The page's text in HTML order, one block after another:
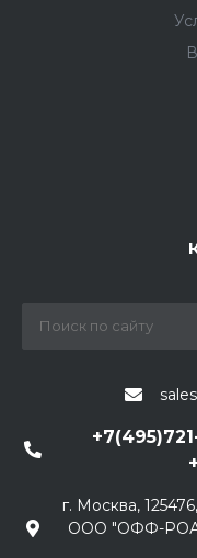
г. Москва,
ООО "ОФФ-